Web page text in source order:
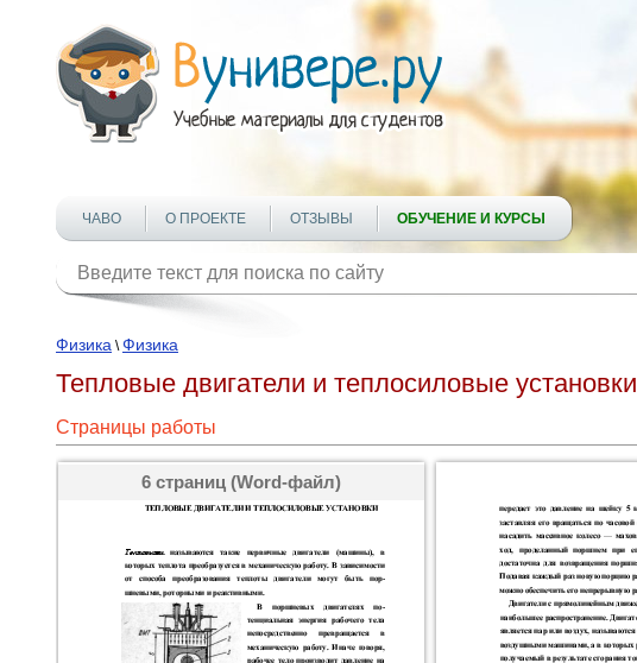
ЧАВО О ПРОЕКТЕ ОТЗЫВЫ ОБУЧЕНИЕ И КУРСЫ
Физика \Физика
Тепловые двигатели и теплосиловые установки
Страницы работы
6 страниц (Word-файл)